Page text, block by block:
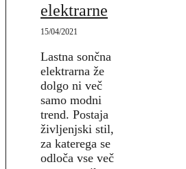
elektrarne
15/04/2021
Lastna sončna
elektrarna že
dolgo ni več
samo modni
trend. Postaja
življenjski stil,
za katerega se
odloča vse več